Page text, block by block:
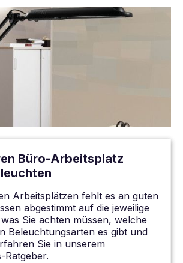
Büro-Arbeitsplatz
Arbeitsplätzen fehlt es an guten
abgestimmt auf die jeweilige
Sie achten müssen, welche
Beleuchtungsarten es gibt und
Sie in unserem
Ratgeber.